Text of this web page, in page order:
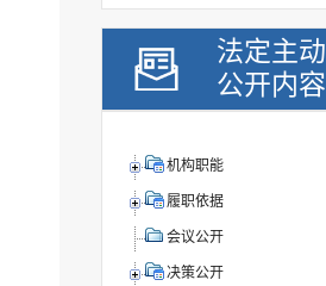
法定主动
公开内容
机构职能
履职依据
会议公开
决策公开